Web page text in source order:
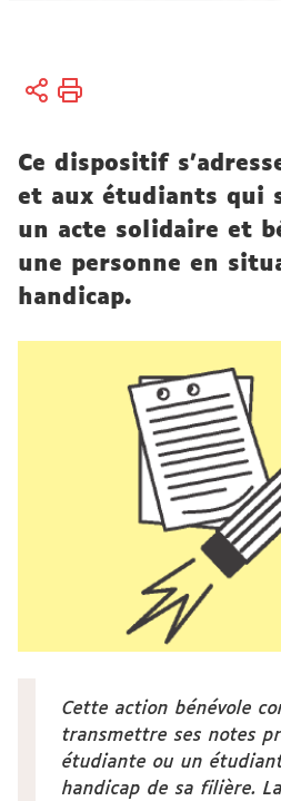
Vous
Accueil
campus
Ce dispositif
et aux étudiants qui
un acte solidaire et
une personne en
handicap.
Cette action bénévole
transmettre ses notes
étudiante ou un
handicap de sa filière.